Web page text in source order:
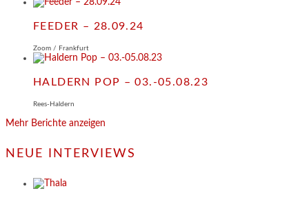
FEEDER – 28.09.24
Zoom / Frankfurt
HALDERN POP – 03.-05.08.23
Rees-Haldern
Mehr Berichte anzeigen
NEUE INTERVIEWS